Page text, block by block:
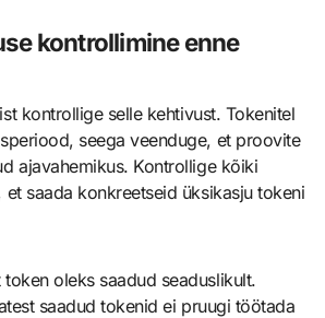
kontrollimine enne
kontrollige selle kehtivust. Tokenitel
seega veenduge, et proovite
ajavahemikus. Kontrollige kõiki
et saada konkreetseid üksikasju tokeni
oleks saadud seaduslikult.
saadud tokenid ei pruugi töötada